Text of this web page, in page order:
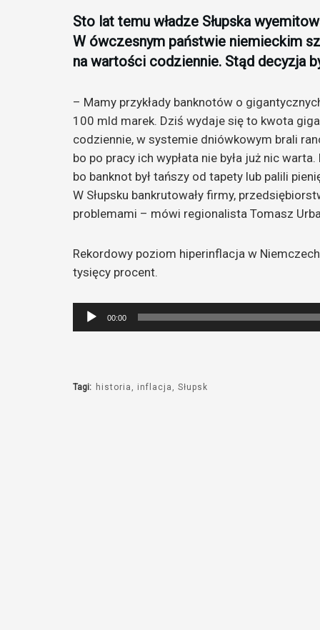
Sto lat temu władze Słupska
W ówczesnym państwie niemieckim
na wartości codziennie. Stąd decyzja
– Mamy przykłady banknotów o
100 mld marek. Dziś wydaje się to kwota
codziennie, w systemie dniówkowym brali
bo po pracy ich wypłata nie była już nic
bo banknot był tańszy od tapety lub palili
W Słupsku bankrutowały firmy,
problemami – mówi regionalista Tomasz
Rekordowy poziom hiperinflacja w
tysięcy procent.
Odtwarzacz
plików
00:00
Tagi: historia inflacja Słupsk